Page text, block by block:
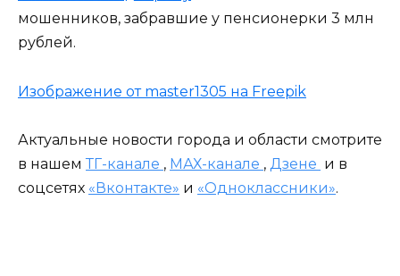
мошенников, забравшие у пенсионерки 3 млн
рублей.
Изображение от master1305 на Freepik
Актуальные новости города и области смотрите
в нашем ТГ-канале , МАХ-канале , Дзене и в
соцсетях «Вконтакте» и «Одноклассники».